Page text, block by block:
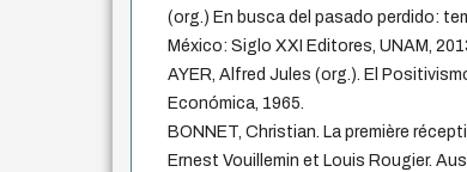
(org.) En busca del pasado perdido:
México: Siglo XXI Editores, UNAM,
AYER, Alfred Jules (org.). El
Económica, 1965.
BONNET, Christian. La première
Ernest Vouillemin et Louis Rougier.